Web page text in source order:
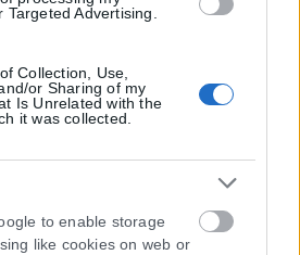
Advertising.
Collection, Use,
or Sharing of my
Is Unrelated with the
it was collected.
to enable storage
like cookies on web or